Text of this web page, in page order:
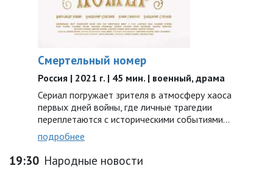
Смертельный номер
Россия | 2021 г. | 45 мин. | военный, драма
Сериал погружает зрителя в атмосферу хаоса
первых дней войны, где личные трагедии
переплетаются с историческими событиями…
подробнее
19:30 Народные новости